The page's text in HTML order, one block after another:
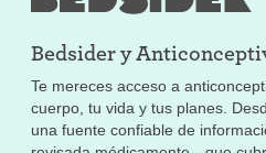
Bedsider y
Te mereces acceso a
cuerpo, tu vida y tus planes.
una fuente confiable de